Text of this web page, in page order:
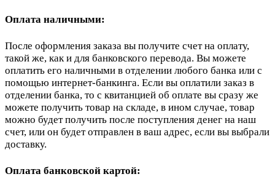
Оплата наличными:
После оформления заказа вы получите счет на оплату,
такой же, как и для банковского перевода. Вы можете
оплатить его наличными в отделении любого банка или с
помощью интернет-банкинга. Если вы оплатили заказ в
отделении банка, то с квитанцией об оплате вы сразу же
можете получить товар на складе, в ином случае, товар
можно будет получить после поступления денег на наш
счет, или он будет отправлен в ваш адрес, если вы выбрали
доставку.
Оплата банковской картой: